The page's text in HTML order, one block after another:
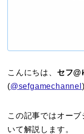
こんにちは、 セフ@
(@sefgamechannel
この記事ではオー
いて解説します。